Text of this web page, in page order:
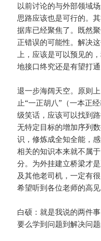
以前讨论的与外部领域
思路应该也是可行的。
据库已经聚焦了。既然
正错误的可能性。解决
上，应该是可以预见的
地接口终究还是有望打通
退一步海阔天空。原则
止“一正胡八”（一本正
级笑话，应该可以找到
无特定目标的增加序列
识，修炼成全知全能，
相关的知识本来就不属
分。为外挂建立桥梁才
及其他老司机，一定有
希望听到各位老师的高见
白硕：就是我说的两件
要么学到问题到解决问题